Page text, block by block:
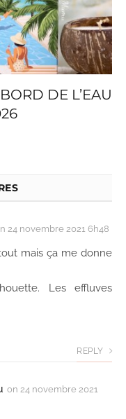
DE L’EAU
24 novembre 2021 6h48
mais ça me donne
Les effluves
REPLY
on 24 novembre 2021